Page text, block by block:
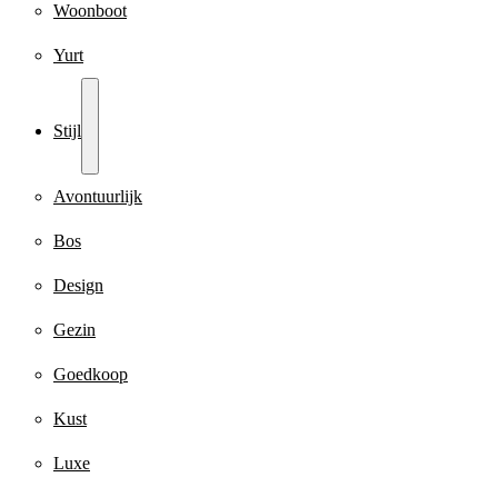
Woonboot
Yurt
Stijl
Avontuurlijk
Bos
Design
Gezin
Goedkoop
Kust
Luxe